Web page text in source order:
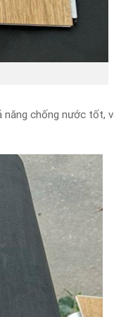
năng chống nước tốt,